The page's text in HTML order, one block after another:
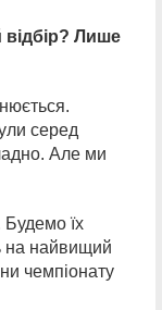
Лише
серед
Але ми
Будемо їх
на найвищий
чемпіонату